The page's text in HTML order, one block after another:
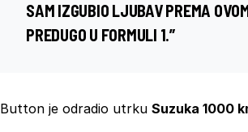
SAM IZGUBIO LJUBAV PREMA
PREDUGO U FORMULI 1.”
Button je odradio utrku Suzuka 1000